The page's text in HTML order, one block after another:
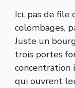
Ici, pas de file
colombages,
Juste un
trois portes
concentration
qui ouvrent